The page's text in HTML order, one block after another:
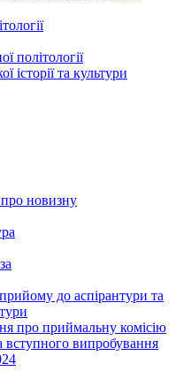
політології
історії та культури
новизну
до аспірантури та
про приймальну комісію
вступного випробування